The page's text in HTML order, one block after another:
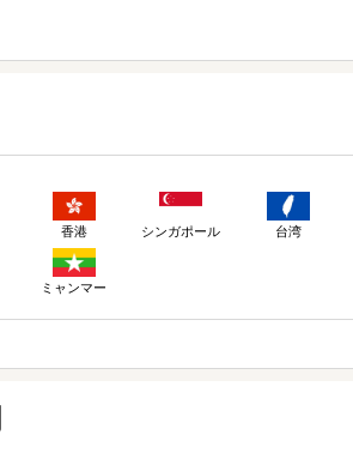
香港 シンガポール 台湾
ミャンマー